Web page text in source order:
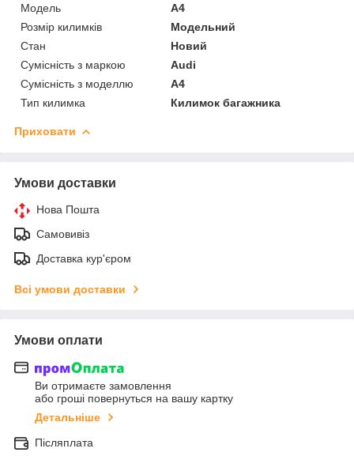
Модель
A4
Розмір килимків
Модельний
Стан
Новий
Сумісність з маркою
Audi
Сумісність з моделлю
A4
Тип килимка
Килимок багажника
Приховати
Умови доставки
Нова Пошта
Самовивіз
Доставка кур'єром
Всі умови доставки
Умови оплати
Ви отримаєте замовлення
або гроші повернуться на вашу картку
Детальніше
Післяплата